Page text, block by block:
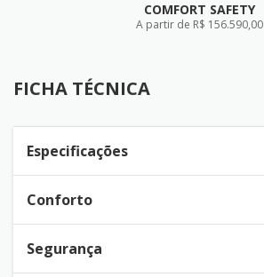
COMFORT SAFETY
A partir de R$ 156.590,00
FICHA TÉCNICA
Especificações
Conforto
Segurança